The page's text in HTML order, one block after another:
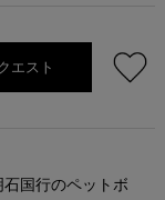
エスト
石国行のペットボ